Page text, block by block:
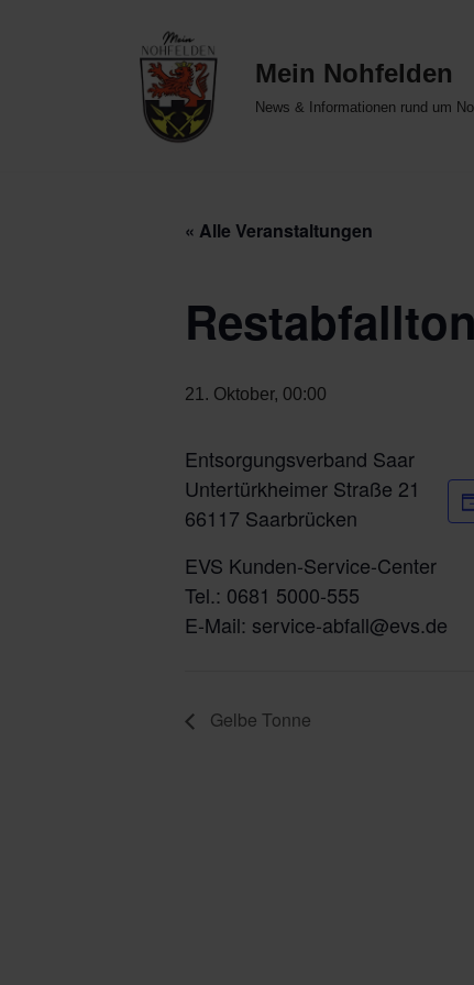
Mein Nohfelden
News & Informationen rund um
« Alle Veranstaltungen
21. Oktober, 00:00
Entsorgungsverband Saar
Untertürkheimer Straße 21
66117 Saarbrücken
EVS Kunden-Service-Center
Tel.: 0681 5000-555
E-Mail: service-abfall@evs.de
Gelbe Tonne